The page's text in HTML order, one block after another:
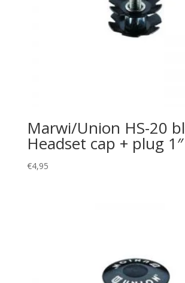
Marwi/Union HS-20 bl
Headset cap + plug 1″
€4,95